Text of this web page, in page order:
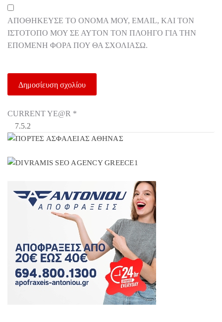
ΑΠΟΘΉΚΕΥΣΕ ΤΟ ΌΝΟΜΆ ΜΟΥ, EMAIL, ΚΑΙ ΤΟΝ
ΙΣΤΌΤΟΠΟ ΜΟΥ ΣΕ ΑΥΤΌΝ ΤΟΝ ΠΛΟΗΓΌ ΓΙΑ ΤΗΝ
ΕΠΌΜΕΝΗ ΦΟΡΆ ΠΟΥ ΘΑ ΣΧΟΛΙΆΣΩ.
CURRENT YE@R *